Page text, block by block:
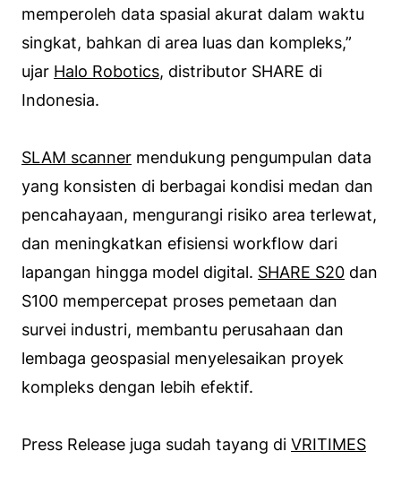
memperoleh data spasial akurat dalam waktu
singkat, bahkan di area luas dan kompleks,”
ujar Halo Robotics, distributor SHARE di
Indonesia.
SLAM scanner mendukung pengumpulan data
yang konsisten di berbagai kondisi medan dan
pencahayaan, mengurangi risiko area terlewat,
dan meningkatkan efisiensi workflow dari
lapangan hingga model digital. SHARE S20 dan
S100 mempercepat proses pemetaan dan
survei industri, membantu perusahaan dan
lembaga geospasial menyelesaikan proyek
kompleks dengan lebih efektif.
Press Release juga sudah tayang di VRITIMES